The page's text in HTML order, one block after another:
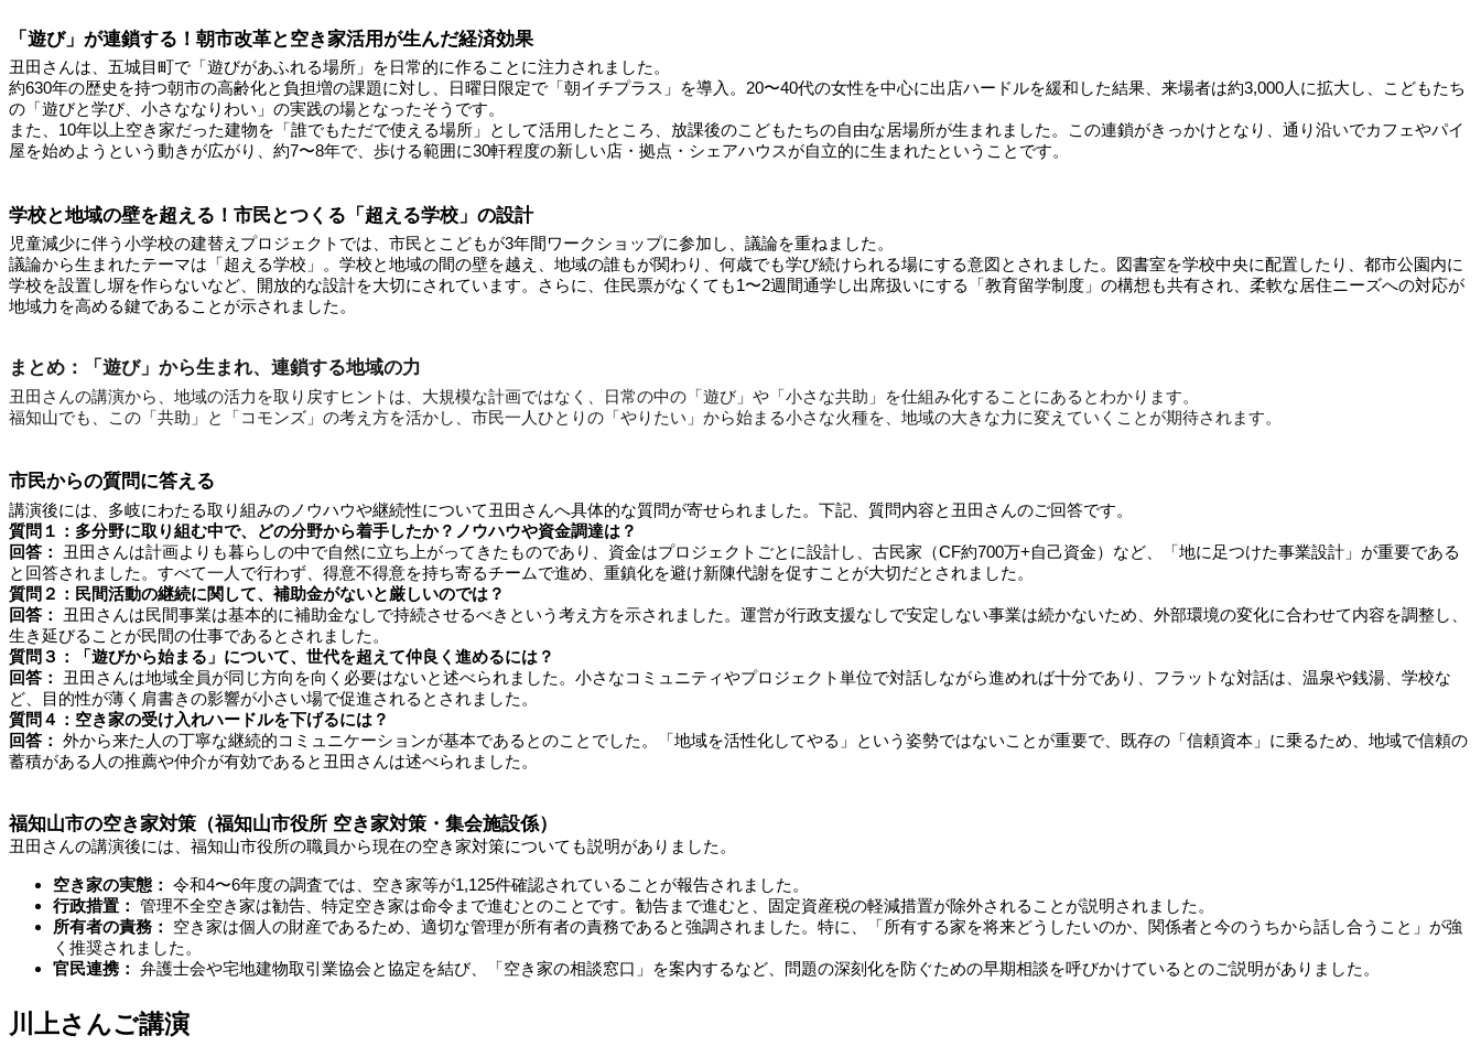
「遊び」が連鎖する！朝市改革と空き家活用が生んだ経済効果
丑田さんは、五城目町で「遊びがあふれる場所」を日常的に作ることに注力されました。
約630年の歴史を持つ朝市の高齢化と負担増の課題に対し、日曜日限定で「朝イチプラス」を導入。20〜40代の女性を中心に出店ハードルを緩和した結果、来場者は約3,000人に拡大し、こどもたち
の「遊びと学び、小さななりわい」の実践の場となったそうです。
また、10年以上空き家だった建物を「誰でもただで使える場所」として活用したところ、放課後のこどもたちの自由な居場所が生まれました。この連鎖がきっかけとなり、通り沿いでカフェやパイ
屋を始めようという動きが広がり、約7〜8年で、歩ける範囲に30軒程度の新しい店・拠点・シェアハウスが自立的に生まれたということです。
学校と地域の壁を超える！市民とつくる「超える学校」の設計
児童減少に伴う小学校の建替えプロジェクトでは、市民とこどもが3年間ワークショップに参加し、議論を重ねました。
議論から生まれたテーマは「超える学校」。学校と地域の間の壁を越え、地域の誰もが関わり、何歳でも学び続けられる場にする意図とされました。図書室を学校中央に配置したり、都市公園内に
学校を設置し塀を作らないなど、開放的な設計を大切にされています。さらに、住民票がなくても1〜2週間通学し出席扱いにする「教育留学制度」の構想も共有され、柔軟な居住ニーズへの対応が
地域力を高める鍵であることが示されました。
まとめ：「遊び」から生まれ、連鎖する地域の力
丑田さんの講演から、地域の活力を取り戻すヒントは、大規模な計画ではなく、日常の中の「遊び」や「小さな共助」を仕組み化することにあるとわかります。
福知山でも、この「共助」と「コモンズ」の考え方を活かし、市民一人ひとりの「やりたい」から始まる小さな火種を、地域の大きな力に変えていくことが期待されます。
市民からの質問に答える
講演後には、多岐にわたる取り組みのノウハウや継続性について丑田さんへ具体的な質問が寄せられました。下記、質問内容と丑田さんのご回答です。
質問１：多分野に取り組む中で、どの分野から着手したか？ノウハウや資金調達は？
回答：
丑田さんは計画よりも暮らしの中で自然に立ち上がってきたものであり、資金はプロジェクトごとに設計し、古民家（CF約700万+自己資金）など、「地に足つけた事業設計」が重要である
と回答されました。すべて一人で行わず、得意不得意を持ち寄るチームで進め、重鎮化を避け新陳代謝を促すことが大切だとされました。
質問２：民間活動の継続に関して、補助金がないと厳しいのでは？
回答：
丑田さんは民間事業は基本的に補助金なしで持続させるべきという考え方を示されました。運営が行政支援なしで安定しない事業は続かないため、外部環境の変化に合わせて内容を調整し、
生き延びることが民間の仕事であるとされました。
質問３：「遊びから始まる」について、世代を超えて仲良く進めるには？
回答：
丑田さんは地域全員が同じ方向を向く必要はないと述べられました。小さなコミュニティやプロジェクト単位で対話しながら進めれば十分であり、フラットな対話は、温泉や銭湯、学校な
ど、目的性が薄く肩書きの影響が小さい場で促進されるとされました。
質問４：空き家の受け入れハードルを下げるには？
回答：
外から来た人の丁寧な継続的コミュニケーションが基本であるとのことでした。「地域を活性化してやる」という姿勢ではないことが重要で、既存の「信頼資本」に乗るため、地域で信頼の
蓄積がある人の推薦や仲介が有効であると丑田さんは述べられました。
福知山市の空き家対策（福知山市役所 空き家対策・集会施設係）
丑田さんの講演後には、福知山市役所の職員から現在の空き家対策についても説明がありました。
空き家の実態：
令和4〜6年度の調査では、空き家等が1,125件確認されていることが報告されました。
行政措置：
管理不全空き家は勧告、特定空き家は命令まで進むとのことです。勧告まで進むと、固定資産税の軽減措置が除外されることが説明されました。
所有者の責務：
空き家は個人の財産であるため、適切な管理が所有者の責務であると強調されました。特に、「所有する家を将来どうしたいのか、関係者と今のうちから話し合うこと」が強
く推奨されました。
官民連携：
弁護士会や宅地建物取引業協会と協定を結び、「空き家の相談窓口」を案内するなど、問題の深刻化を防ぐための早期相談を呼びかけているとのご説明がありました。
川上さんご講演